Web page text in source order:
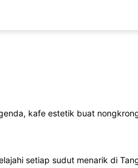
kafe estetik buat
setiap sudut menarik di